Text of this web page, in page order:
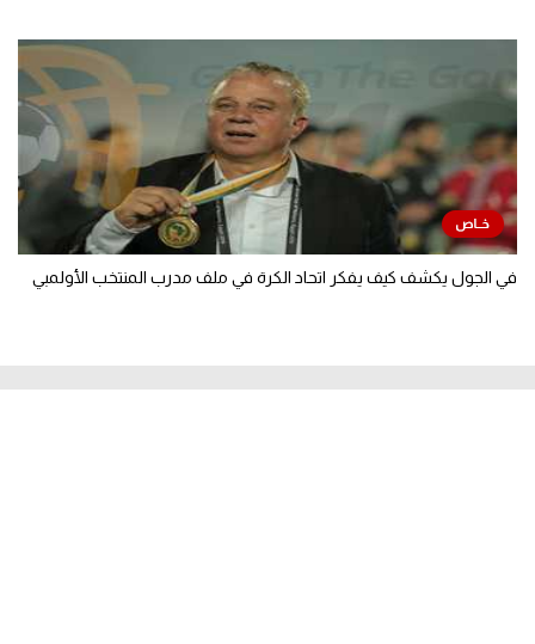
في الجول يكشف كيف يفكر اتحاد الكرة في ملف مدرب المنتخب الأولمبي